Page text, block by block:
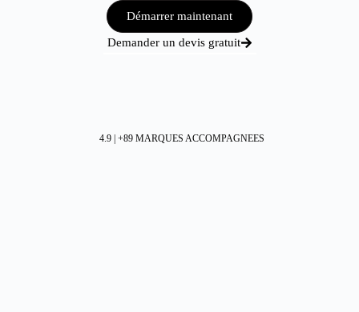
Démarrer maintenant
Demander un devis gratuit
4.9 | +89 MARQUES ACCOMPAGNEES